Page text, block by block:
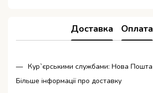
Доставка Оплата
Кур`єрськими службами: Нова Пошта
Більше інформації про доставку